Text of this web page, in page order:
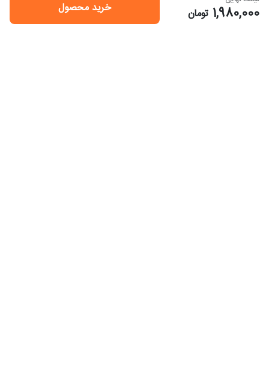
1,980,000 تومان خرید محصول